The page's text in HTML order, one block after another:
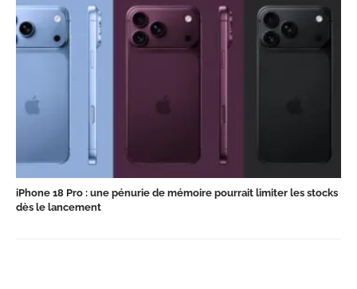
iPhone 18 Pro : une pénurie de mémoire pourrait limiter les stocks
dès le lancement